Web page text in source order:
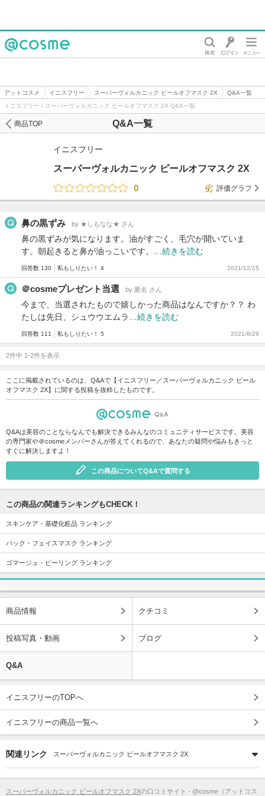
アットコスメ イニスフリー スーパーヴォルカニック ピールオフマスク 2X
Q&A一覧
イニスフリー / スーパーヴォルカニック ピールオフマスク 2X Q&A一覧
Q&A一覧
商品TOP
イニスフリー
スーパーヴォルカニック ピールオフマスク 2X
0
評価グラフ
鼻の黒ずみ by ★しもなな★ さん
鼻の黒ずみが気になります。油がすごく、毛穴が開いていま
す。朝起きると鼻が油っこいです。… 続きを読む
回答数 130 私もしりたい！ 4 2021/12/15
＠cosmeプレゼント当選 by 匿名 さん
今まで、当選されたもので嬉しかった商品はなんですか？？ わ
たしは先日、シュウウエムラ… 続きを読む
回答数 111 私もしりたい！ 5 2021/8/29
2件中 1-2件を表示
ここに掲載されているのは、Q&Aで【イニスフリー／スーパーヴォルカニック ピール
オフマスク 2X】に関する投稿を抜粋したものです。
Q&Aは美容のことならなんでも解決できるみんなのコミュニティサービスです。美容
の専門家や＠cosmeメンバーさんが答えてくれるので、あなたの疑問や悩みもきっと
すぐに解決しますよ！
この商品についてQ&Aで質問する
この商品の関連ランキングもCHECK！
スキンケア・基礎化粧品 ランキング
パック・フェイスマスク ランキング
ゴマージュ・ピーリング ランキング
商品情報 クチコミ
投稿写真・動画 ブログ
Q&A
イニスフリーのTOPへ
イニスフリーの商品一覧へ
関連リンク スーパーヴォルカニック ピールオフマスク 2X
スーパーヴォルカニック ピールオフマスク 2Xの口コミサイト - @cosme（アットコス